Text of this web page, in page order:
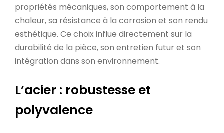
propriétés mécaniques, son comportement à la
chaleur, sa résistance à la corrosion et son rendu
esthétique. Ce choix influe directement sur la
durabilité de la pièce, son entretien futur et son
intégration dans son environnement.
L’acier : robustesse et
polyvalence